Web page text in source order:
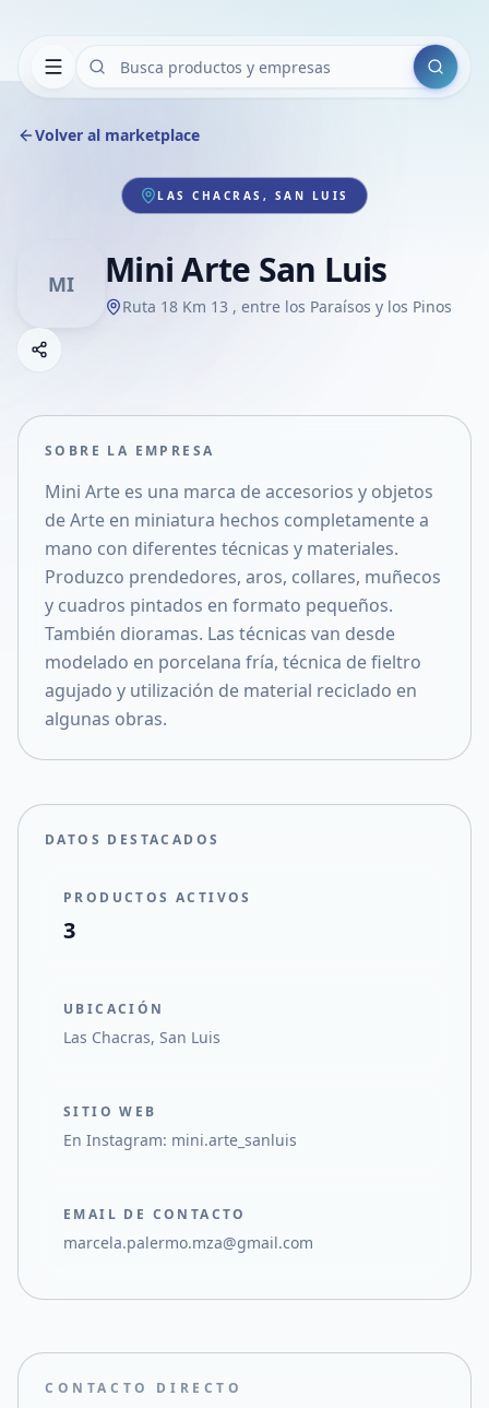
Buscar
Volver al marketplace
LAS CHACRAS, SAN LUIS
MI Mini Arte San Luis
Ruta 18 Km 13 , entre los Paraísos y los Pinos
Compartir empresa
Compartir en X
SOBRE LA EMPRESA
Mini Arte es una marca de accesorios y objetos
de Arte en miniatura hechos completamente a
mano con diferentes técnicas y materiales.
Produzco prendedores, aros, collares, muñecos
y cuadros pintados en formato pequeños.
También dioramas. Las técnicas van desde
modelado en porcelana fría, técnica de fieltro
agujado y utilización de material reciclado en
algunas obras.
DATOS DESTACADOS
PRODUCTOS ACTIVOS
3
UBICACIÓN
Las Chacras, San Luis
SITIO WEB
En Instagram: mini.arte_sanluis
EMAIL DE CONTACTO
marcela.palermo.mza@gmail.com
CONTACTO DIRECTO